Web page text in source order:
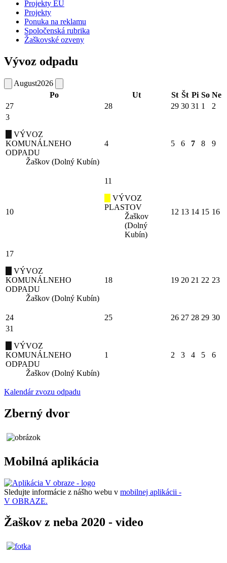
Projekty EÚ
Projekty
Ponuka na reklamu
Spoločenská rubrika
Žaškovské ozveny
Vývoz odpadu
August2026
Po
Ut St Št Pi So Ne
27
28 29 30 31 1
2
3
VÝVOZ
KOMUNÁLNEHO
ODPADU
Žaškov (Dolný Kubín)
4 5 6 7 8 9
10
11
VÝVOZ
PLASTOV
Žaškov
(Dolný
Kubín)
12 13 14 15 16
17
VÝVOZ
KOMUNÁLNEHO
ODPADU
Žaškov (Dolný Kubín)
18 19 20 21 22 23
24 25 26 27 28 29 30
31
VÝVOZ
KOMUNÁLNEHO
ODPADU
Žaškov (Dolný Kubín)
1 2 3 4 5 6
Kalendár zvozu odpadu
Zberný dvor
Mobilná aplikácia
Sledujte informácie z nášho webu v mobilnej aplikácii -
V OBRAZE.
Žaškov z neba 2020 - video